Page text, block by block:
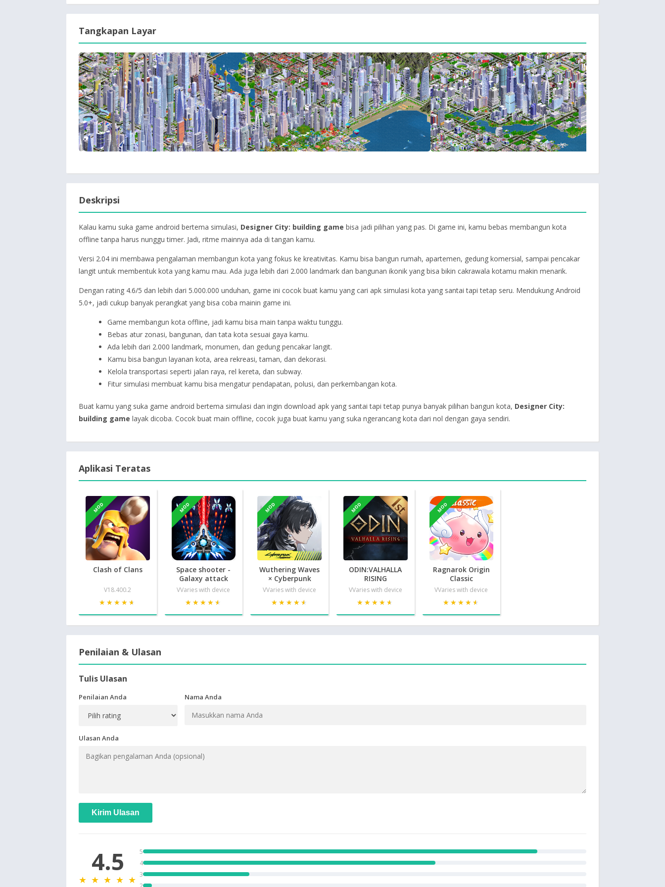
Tangkapan Layar
Deskripsi
Kalau kamu suka game android bertema simulasi, Designer City: building game bisa jadi pilihan yang pas. Di game ini, kamu bebas membangun kota
offline tanpa harus nunggu timer. Jadi, ritme mainnya ada di tangan kamu.
Versi 2.04 ini membawa pengalaman membangun kota yang fokus ke kreativitas. Kamu bisa bangun rumah, apartemen, gedung komersial, sampai pencakar
langit untuk membentuk kota yang kamu mau. Ada juga lebih dari 2.000 landmark dan bangunan ikonik yang bisa bikin cakrawala kotamu makin menarik.
Dengan rating 4.6/5 dan lebih dari 5.000.000 unduhan, game ini cocok buat kamu yang cari apk simulasi kota yang santai tapi tetap seru. Mendukung Android
5.0+, jadi cukup banyak perangkat yang bisa coba mainin game ini.
Game membangun kota offline, jadi kamu bisa main tanpa waktu tunggu.
Bebas atur zonasi, bangunan, dan tata kota sesuai gaya kamu.
Ada lebih dari 2.000 landmark, monumen, dan gedung pencakar langit.
Kamu bisa bangun layanan kota, area rekreasi, taman, dan dekorasi.
Kelola transportasi seperti jalan raya, rel kereta, dan subway.
Fitur simulasi membuat kamu bisa mengatur pendapatan, polusi, dan perkembangan kota.
Buat kamu yang suka game android bertema simulasi dan ingin download apk yang santai tapi tetap punya banyak pilihan bangun kota, Designer City:
building game layak dicoba. Cocok buat main offline, cocok juga buat kamu yang suka ngerancang kota dari nol dengan gaya sendiri.
Aplikasi Teratas
MOD
Clash of Clans
V18.400.2
★★★★★
★★★★★
MOD
Space shooter -
Galaxy attack
VVaries with device
★★★★★
★★★★★
MOD
Wuthering Waves
× Cyberpunk
VVaries with device
★★★★★
★★★★★
MOD
ODIN:VALHALLA
RISING
VVaries with device
★★★★★
★★★★★
MOD
Ragnarok Origin
Classic
VVaries with device
★★★★★
★★★★★
Penilaian & Ulasan
Tulis Ulasan
Penilaian Anda Nama Anda
Ulasan Anda
Kirim Ulasan
4.5
★ ★ ★ ★ ★
5
4
3